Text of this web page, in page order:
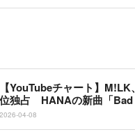
【YouTubeチャート】
位独占 HANAの新曲「Bad
2026-04-08